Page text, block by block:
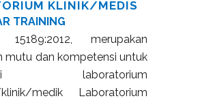
KLINIK/MEDIS
TRAINING
merupakan
mutu dan kompetensi untuk
laboratorium
klinik/medik Laboratorium